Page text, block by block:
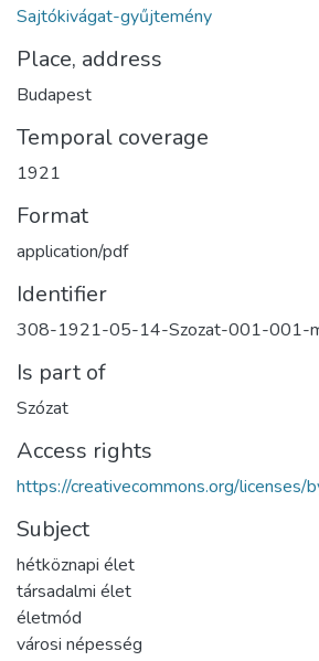
Sajtókivágat-gyűjtemény
Place, address
Budapest
Temporal coverage
1921
Format
application/pdf
Identifier
308-1921-05-14-Szozat-001-001-
Is part of
Szózat
Access rights
https://creativecommons.org/licenses/
Subject
hétköznapi élet
társadalmi élet
életmód
városi népesség